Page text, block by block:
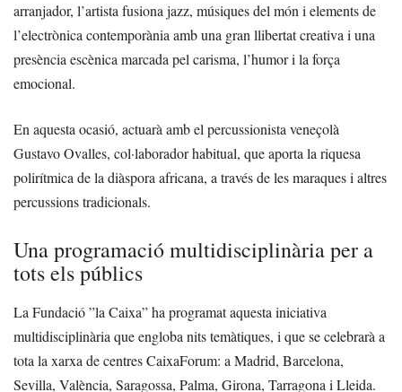
arranjador, l’artista fusiona jazz, músiques del món i elements de
l’electrònica contemporània amb una gran llibertat creativa i una
presència escènica marcada pel carisma, l’humor i la força
emocional.
En aquesta ocasió, actuarà amb el percussionista veneçolà
Gustavo Ovalles, col·laborador habitual, que aporta la riquesa
polirítmica de la diàspora africana, a través de les maraques i altres
percussions tradicionals.
Una programació multidisciplinària per a
tots els públics
La Fundació ”la Caixa” ha programat aquesta iniciativa
multidisciplinària que engloba nits temàtiques, i que se celebrarà a
tota la xarxa de centres CaixaForum: a Madrid, Barcelona,
Sevilla, València, Saragossa, Palma, Girona, Tarragona i Lleida.